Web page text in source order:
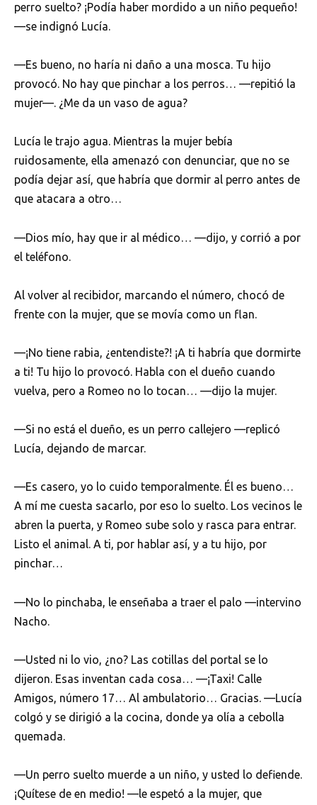
perro suelto? ¡Podía haber mordido a un niño pequeño!
—se indignó Lucía.
—Es bueno, no haría ni daño a una mosca. Tu hijo
provocó. No hay que pinchar a los perros… —repitió la
mujer—. ¿Me da un vaso de agua?
Lucía le trajo agua. Mientras la mujer bebía
ruidosamente, ella amenazó con denunciar, que no se
podía dejar así, que habría que dormir al perro antes de
que atacara a otro…
—Dios mío, hay que ir al médico… —dijo, y corrió a por
el teléfono.
Al volver al recibidor, marcando el número, chocó de
frente con la mujer, que se movía como un flan.
—¡No tiene rabia, ¿entendiste?! ¡A ti habría que dormirte
a ti! Tu hijo lo provocó. Habla con el dueño cuando
vuelva, pero a Romeo no lo tocan… —dijo la mujer.
—Si no está el dueño, es un perro callejero —replicó
Lucía, dejando de marcar.
—Es casero, yo lo cuido temporalmente. Él es bueno…
A mí me cuesta sacarlo, por eso lo suelto. Los vecinos le
abren la puerta, y Romeo sube solo y rasca para entrar.
Listo el animal. A ti, por hablar así, y a tu hijo, por
pinchar…
—No lo pinchaba, le enseñaba a traer el palo —intervino
Nacho.
—Usted ni lo vio, ¿no? Las cotillas del portal se lo
dijeron. Esas inventan cada cosa… —¡Taxi! Calle
Amigos, número 17… Al ambulatorio… Gracias. —Lucía
colgó y se dirigió a la cocina, donde ya olía a cebolla
quemada.
—Un perro suelto muerde a un niño, y usted lo defiende.
¡Quítese de en medio! —le espetó a la mujer, que